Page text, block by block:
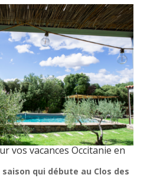
vos vacances Occitanie en
saison qui débute au Clos des